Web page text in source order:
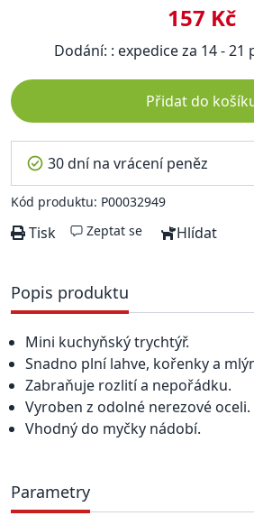
157 Kč
Dodání: : expedice za 14 -
Přidat do
30 dní na vrácení peněz
Kód produktu: P00032949
Tisk Zeptat se Hlídat
Popis produktu
Mini kuchyňský trychtýř.
Snadno plní lahve, kořenky a
Zabraňuje rozlití a nepořádku.
Vyroben z odolné nerezové oceli.
Vhodný do myčky nádobí.
Parametry